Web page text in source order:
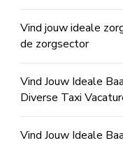
Vind jouw ideale
de zorgsector
Vind Jouw Ideale
Diverse Taxi
Vind Jouw Ideale